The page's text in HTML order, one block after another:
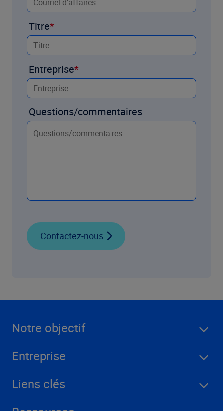
Titre
Entreprise
Questions/commentaires
Contactez-nous.
Notre objectif
Entreprise
Liens clés